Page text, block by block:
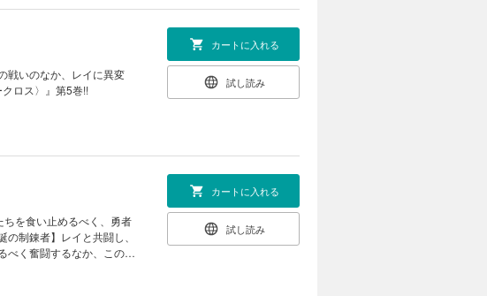
戦いのなか、レイに異変
ロス〉』第5巻!!
カートに入れる
試し読み
ちを食い止めるべく、勇者
制錬者】レイと共闘し、
べく奮闘するなか、この混
カートに入れる
試し読み